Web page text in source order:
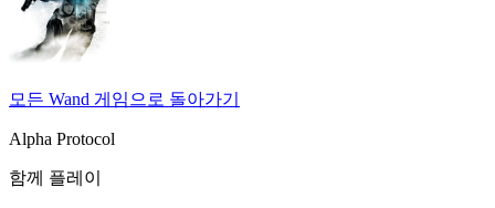
모든 Wand 게임으로 돌아가기
Alpha Protocol
함께 플레이